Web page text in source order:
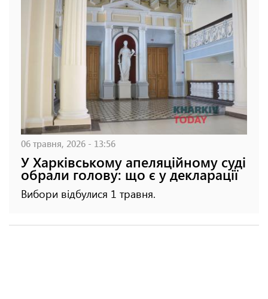
06 травня, 2026 - 13:56
У Харківському апеляційному суді
обрали голову: що є у декларації
Вибори відбулися 1 травня.